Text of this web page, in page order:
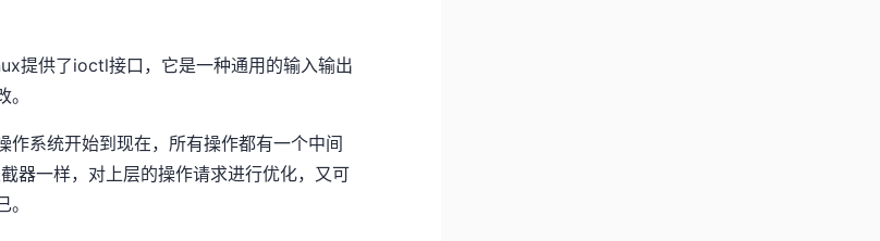
提供了ioctl接口，它是一种通用的输入输出
系统开始到现在，所有操作都有一个中间
器一样，对上层的操作请求进行优化，又可